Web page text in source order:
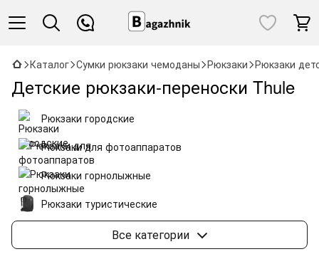
Каталог Сумки рюкзаки чемоданы Рюкзаки Рюкзаки
Детские рюкзаки-переноски Thule
Рюкзаки городские
Рюкзаки для фотоаппаратов
Рюкзаки горнолыжные
Рюкзаки туристические
Рюкзаки - гидраторы
Рюкзаки для мам
Все категории